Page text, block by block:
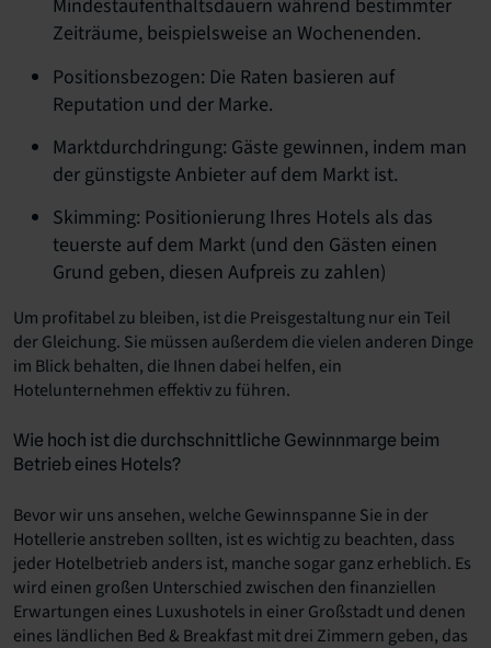
Mindestaufenthaltsdauern während bestimmter
Zeiträume, beispielsweise an Wochenenden.
Positionsbezogen: Die Raten basieren auf
Reputation und der Marke.
Marktdurchdringung: Gäste gewinnen, indem man
der günstigste Anbieter auf dem Markt ist.
Skimming: Positionierung Ihres Hotels als das
teuerste auf dem Markt (und den Gästen einen
Grund geben, diesen Aufpreis zu zahlen)
Um profitabel zu bleiben, ist die Preisgestaltung nur ein Teil
der Gleichung. Sie müssen außerdem die vielen anderen Dinge
im Blick behalten, die Ihnen dabei helfen, ein
Hotelunternehmen effektiv zu führen.
Wie hoch ist die durchschnittliche Gewinnmarge beim
Betrieb eines Hotels?
Bevor wir uns ansehen, welche Gewinnspanne Sie in der
Hotellerie anstreben sollten, ist es wichtig zu beachten, dass
jeder Hotelbetrieb anders ist, manche sogar ganz erheblich. Es
wird einen großen Unterschied zwischen den finanziellen
Erwartungen eines Luxushotels in einer Großstadt und denen
eines ländlichen Bed & Breakfast mit drei Zimmern geben, das